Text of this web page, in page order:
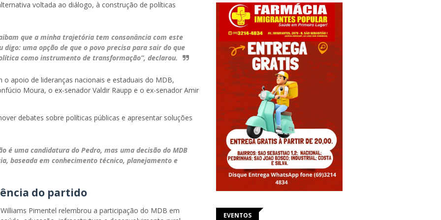
voltada ao diálogo, à construção de políticas
que a minha trajetória tem consonância com este
uma opção de que o povo precisa para sair do que
como instrumento de transformação”, declarou.
apoio de lideranças nacionais e estaduais do MDB,
Moura, o ex-senador Valdir Raupp e o ex-senador Amir
debates sobre políticas públicas e apresentar soluções
é uma candidatura do Pedro, mas uma decisão do MDB
baseada em conhecimento técnico, planejamento e
do partido
Williams Pimentel relembrou a participação do MDB em
EVENTOS